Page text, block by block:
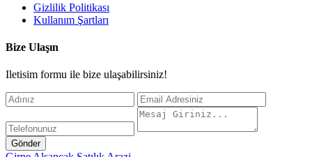
Gizlilik Politikası
Kullanım Şartları
Bize Ulaşın
Iletisim formu ile bize ulaşabilirsiniz!
Gönder